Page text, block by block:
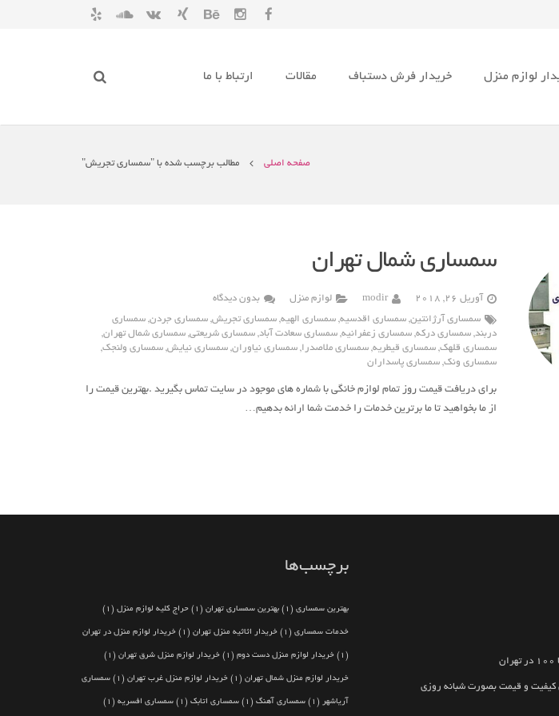
لوازم منزل خریدار فرش دستباف مقالات ارتباط با ما
صفحه اصلی مطالب برچسب شده با "سمساری تجریش"
سمساری شمال تهران
آوریل 26, 2018 modir لوازم منزل بدون دیدگاه
سمساری آرژانتین,سمساری اقدسیه,سمساری الهیه,سمساری تجریش,سمساری جردن,سمساری
دربند,سمساری درکه,سمساری زعفرانیه,سمساری سعادت آباد,سمساری شریعتی,سمساری شمال تهران,
سمساری قلهک,سمساری قیطریه,سمساری ملاصدرا,سمساری نیاوران,سمساری نیایش,سمساری ولنجک,
سمساری ونک,سمساری پاسداران
برای دریافت قیمت روز تمام لوازم خانگی با شماره های موجود در سایت تماس بگیرید .بهترین قیمت را
از ما بخواهید تا ما برترین خدمات را خدمت شما ارائه بدهیم…
کیفیت و قیمت بصورت شبانه روزی
برچسب‌ها
بهترین سمساری(1) بهترین سمساری تهران(1) حراج کلیه لوازم منزل(1)
خدمات سمساری(1) خریدار اثاثیه منزل تهران(1) خریدار لوازم منزل در تهران
(1) خریدار لوازم منزل دست دوم(1) خریدار لوازم منزل شرق تهران(1)
خریدار لوازم منزل شمال تهران(1) خریدار لوازم منزل غرب تهران(1) سمساری
آریاشهر (1) سمساری آهنگ(1) سمساری اتابک(1) سمساری افسریه(1)